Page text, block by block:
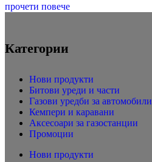
прочети повече
Категории
Нови продукти
Битови уреди и части
Газови уредби за автомобили
Кемпери и каравани
Аксесоари за газостанции
Промоции
Нови продукти